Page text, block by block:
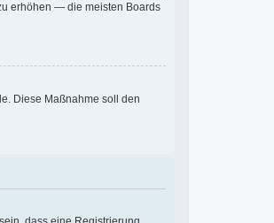
erhöhen — die meisten Boards
Diese Maßnahme soll den